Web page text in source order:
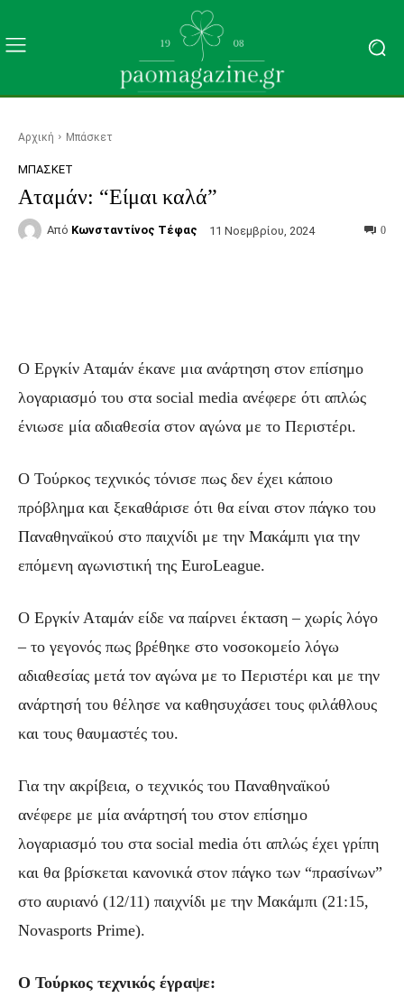
Αρχική Μπάσκετ
ΜΠΆΣΚΕΤ
Αταμάν: “Είμαι καλά”
Από Κωνσταντίνος Τέφας 11 Νοεμβρίου, 2024 0
Ο Εργκίν Αταμάν έκανε μια ανάρτηση στον επίσημο
λογαριασμό του στα social media ανέφερε ότι απλώς
ένιωσε μία αδιαθεσία στον αγώνα με το Περιστέρι.
Ο Τούρκος τεχνικός τόνισε πως δεν έχει κάποιο
πρόβλημα και ξεκαθάρισε ότι θα είναι στον πάγκο του
Παναθηναϊκού στο παιχνίδι με την Μακάμπι για την
επόμενη αγωνιστική της EuroLeague.
Ο Εργκίν Αταμάν είδε να παίρνει έκταση – χωρίς λόγο
– το γεγονός πως βρέθηκε στο νοσοκομείο λόγω
αδιαθεσίας μετά τον αγώνα με το Περιστέρι και με την
ανάρτησή του θέλησε να καθησυχάσει τους φιλάθλους
και τους θαυμαστές του.
Για την ακρίβεια, ο τεχνικός του Παναθηναϊκού
ανέφερε με μία ανάρτησή του στον επίσημο
λογαριασμό του στα social media ότι απλώς έχει γρίπη
και θα βρίσκεται κανονικά στον πάγκο των “πρασίνων”
στο αυριανό (12/11) παιχνίδι με την Μακάμπι (21:15,
Novasports Prime).
Ο Τούρκος τεχνικός έγραψε: